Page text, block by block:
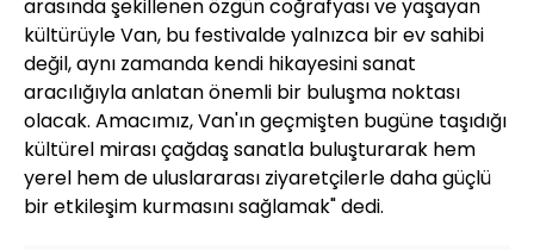
arasında şekillenen özgün coğrafyası ve yaşayan
kültürüyle Van, bu festivalde yalnızca bir ev sahibi
değil, aynı zamanda kendi hikayesini sanat
aracılığıyla anlatan önemli bir buluşma noktası
olacak. Amacımız, Van'ın geçmişten bugüne taşıdığı
kültürel mirası çağdaş sanatla buluşturarak hem
yerel hem de uluslararası ziyaretçilerle daha güçlü
bir etkileşim kurmasını sağlamak" dedi.